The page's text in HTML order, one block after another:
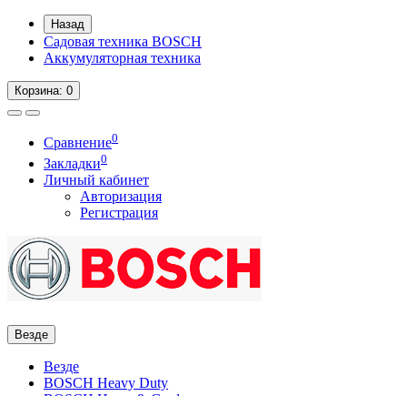
Назад
Садовая техника BOSCH
Аккумуляторная техника
Корзина: 0
Сравнение0
Закладки0
Личный кабинет
Авторизация
Регистрация
Везде
Везде
BOSCH Heavy Duty